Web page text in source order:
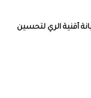
أقنية الري لتحسين